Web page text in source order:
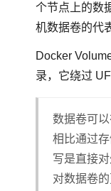
个节点上的数
机数据卷的代
Docker
录，它绕过
数据卷可以
相比通过
写是直接
对数据卷